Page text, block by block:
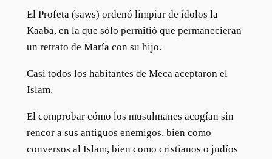
El Profeta (saws) ordenó limpiar de ídolos la
Kaaba, en la que sólo permitió que permanecieran
un retrato de María con su hijo.
Casi todos los habitantes de Meca aceptaron el
Islam.
El comprobar cómo los musulmanes acogían sin
rencor a sus antiguos enemigos, bien como
conversos al Islam, bien como cristianos o judíos